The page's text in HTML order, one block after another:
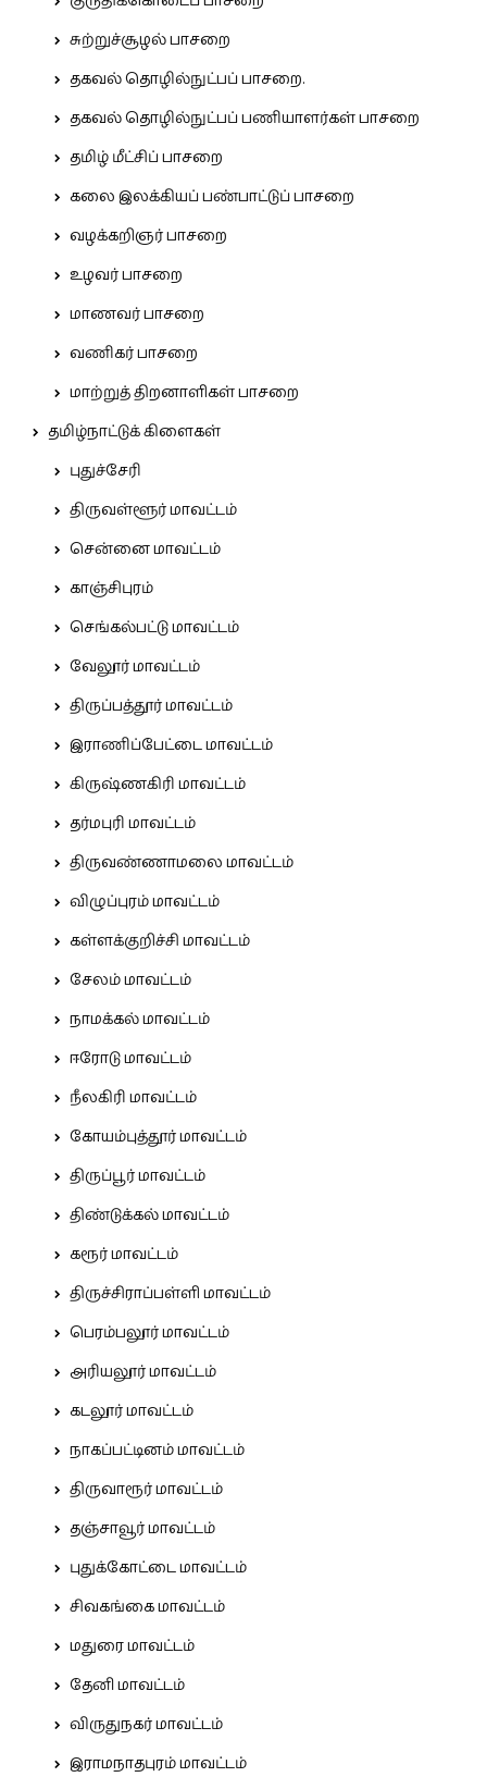
சுற்றுச்சூழல் பாசறை
தகவல் தொழில்நுட்பப் பாசறை.
தகவல் தொழில்நுட்பப் பணியாளர்கள் பாசறை
தமிழ் மீட்சிப் பாசறை
கலை இலக்கியப் பண்பாட்டுப் பாசறை
வழக்கறிஞர் பாசறை
உழவர் பாசறை
மாணவர் பாசறை
வணிகர் பாசறை
மாற்றுத் திறனாளிகள் பாசறை
தமிழ்நாட்டுக் கிளைகள்
புதுச்சேரி
திருவள்ளூர் மாவட்டம்
சென்னை மாவட்டம்
காஞ்சிபுரம்
செங்கல்பட்டு மாவட்டம்
வேலூர் மாவட்டம்
திருப்பத்தூர் மாவட்டம்
இராணிப்பேட்டை மாவட்டம்
கிருஷ்ணகிரி மாவட்டம்
தர்மபுரி மாவட்டம்
திருவண்ணாமலை மாவட்டம்
விழுப்புரம் மாவட்டம்
கள்ளக்குறிச்சி மாவட்டம்
சேலம் மாவட்டம்
நாமக்கல் மாவட்டம்
ஈரோடு மாவட்டம்
நீலகிரி மாவட்டம்
கோயம்புத்தூர் மாவட்டம்
திருப்பூர் மாவட்டம்
திண்டுக்கல் மாவட்டம்
கரூர் மாவட்டம்
திருச்சிராப்பள்ளி மாவட்டம்
பெரம்பலூர் மாவட்டம்
அரியலூர் மாவட்டம்
கடலூர் மாவட்டம்
நாகப்பட்டினம் மாவட்டம்
திருவாரூர் மாவட்டம்
தஞ்சாவூர் மாவட்டம்
புதுக்கோட்டை மாவட்டம்
சிவகங்கை மாவட்டம்
மதுரை மாவட்டம்
தேனி மாவட்டம்
விருதுநகர் மாவட்டம்
இராமநாதபுரம் மாவட்டம்